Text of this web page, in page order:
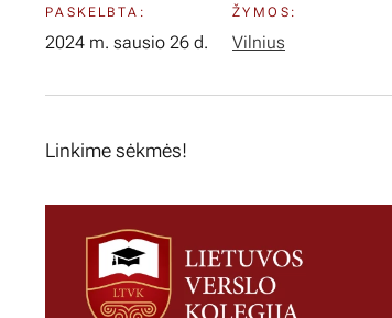
PASKELBTA:
2024 m. sausio 26 d.
ŽYMOS:
Vilnius
Linkime sėkmės!